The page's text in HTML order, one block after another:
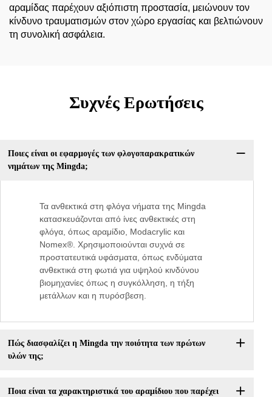
αραμίδας παρέχουν αξιόπιστη προστασία, μειώνουν τον
κίνδυνο τραυματισμών στον χώρο εργασίας και βελτιώνουν
τη συνολική ασφάλεια.
Συχνές Ερωτήσεις
Ποιες είναι οι εφαρμογές των φλογοπαρακρατικών
νημάτων της Mingda;
Τα ανθεκτικά στη φλόγα νήματα της Mingda
κατασκευάζονται από ίνες ανθεκτικές στη
φλόγα, όπως αραμίδιο, Modacrylic και
Nomex®. Χρησιμοποιούνται συχνά σε
προστατευτικά υφάσματα, όπως ενδύματα
ανθεκτικά στη φωτιά για υψηλού κινδύνου
βιομηχανίες όπως η συγκόλληση, η τήξη
μετάλλων και η πυρόσβεση.
Πώς διασφαλίζει η Mingda την ποιότητα των πρώτων
υλών της;
Ποια είναι τα χαρακτηριστικά του αραμίδιου που παρέχει